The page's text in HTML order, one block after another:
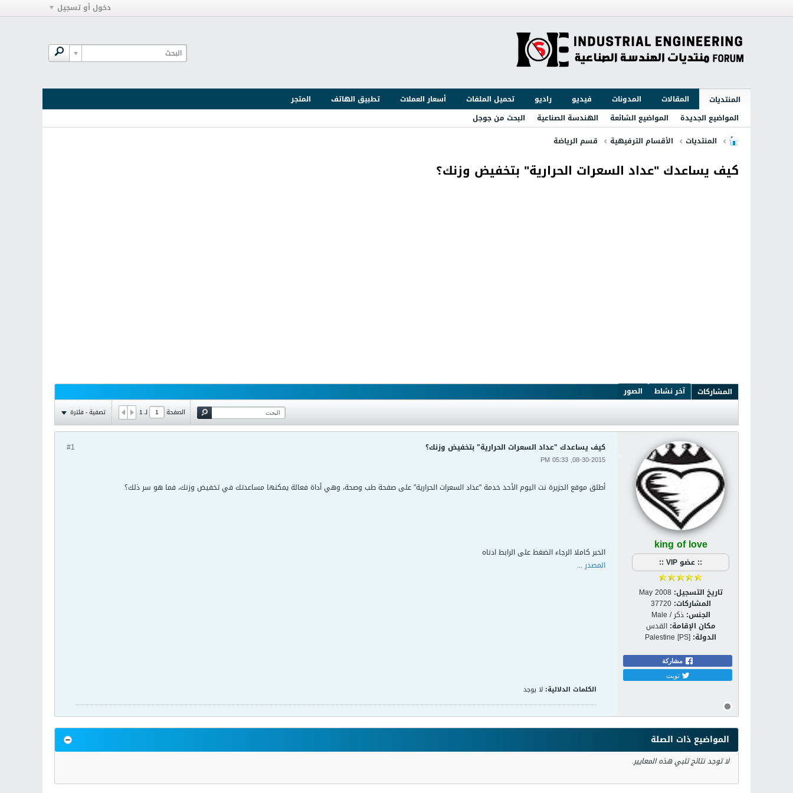
دخول أو تسجيل
المنتديات المقالات المدونات فيديو راديو تحميل الملفات أسعار العملات تطبيق الهاتف
المتجر
المواضيع الجديدة
المواضيع الشائعة الهندسة الصناعية
البحث من جوجل
المنتديات
الأقسام الترفيهية قسم الرياضة
كيف يساعدك "عداد السعرات الحرارية" بتخفيض وزنك؟
المشاركات آخر نشاط الصور
الصفحة لـ1 تصفية - فلترة
king of love
:: عضو VIP ::
تاريخ التسجيل: May 2008
المشاركات: 37720
الجنس: ذكر / Male
مكان الإقامة: القدس
الدولة: Palestine [PS]
مشاركة
تويت
#1 كيف يساعدك "عداد السعرات الحرارية" بتخفيض وزنك؟
08-30-2015, 05:33 PM
أطلق موقع الجزيرة نت اليوم الأحد خدمة "عداد السعرات الحرارية" على صفحة طب وصحة، وهي أداة فعالة يمكنها مساعدتك في تخفيض وزنك، فما هو سر ذلك؟
الخبر كاملا الرجاء الضغط على الرابط ادناه
المصدر ...
الكلمات الدلالية: لا يوجد
المواضيع ذات الصلة
لا توجد نتائج تلبي هذه المعايير.